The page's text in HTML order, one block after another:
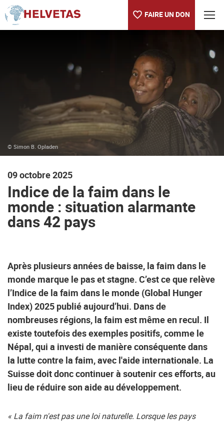
FAIRE UN DON
© Simon B. Opladen
09 octobre 2025
Indice de la faim dans le
monde : situation alarmante
dans 42 pays
Après plusieurs années de baisse, la faim dans le
monde marque le pas et stagne. C’est ce que relève
l’Indice de la faim dans le monde (Global Hunger
Index) 2025 publié aujourd’hui. Dans de
nombreuses régions, la faim est même en recul. Il
existe toutefois des exemples positifs, comme le
Népal, qui a investi de manière conséquente dans
la lutte contre la faim, avec l'aide internationale. La
Suisse doit donc continuer à soutenir ces efforts, au
lieu de réduire son aide au développement.
« La faim n'est pas une loi naturelle. Lorsque les pays